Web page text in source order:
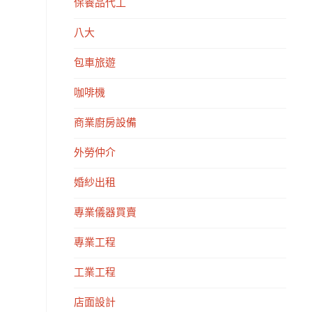
保養品代工
八大
包車旅遊
咖啡機
商業廚房設備
外勞仲介
婚紗出租
專業儀器買賣
專業工程
工業工程
店面設計